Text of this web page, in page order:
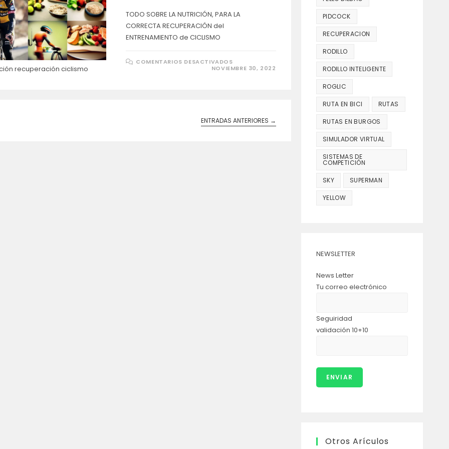
recuperación ciclismo
TODO SOBRE LA NUTRICIÓN, PARA LA
CORRECTA RECUPERACIÓN del
ENTRENAMIENTO de CICLISMO
COMENTARIOS DESACTIVADOSEN
NUTRICIÓN,
NOVIEMBRE 30, 2022
ENTRADAS ANTERIORES →
PIDCOCK
RECUPERACION
RODILLO
RODILLO INTELIGENTE
ROGLIC
RUTA EN BICI RUTAS
RUTAS EN BURGOS
SIMULADOR VIRTUAL
SISTEMAS DE
COMPETICIÓN
SKY SUPERMAN
YELLOW
NEWSLETTER
News Letter
Tu correo electrónico
Seguiridad
validación 10+10
Otros Arículos